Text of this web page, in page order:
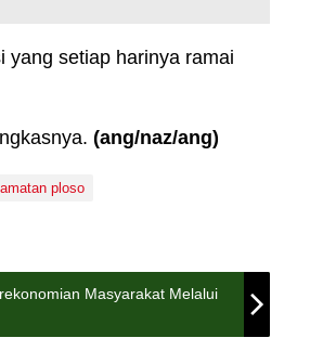
yang setiap harinya ramai
(ang/naz/ang)
ploso
Masyarakat Melalui